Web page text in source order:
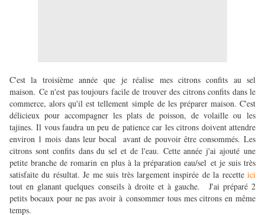
C'est la troisième année que je réalise mes citrons confits au sel
maison. Ce n'est pas toujours facile de trouver des citrons confits dans le
commerce, alors qu'il est tellement simple de les préparer maison. C'est
délicieux pour accompagner les plats de poisson, de volaille ou les
tajines. Il vous faudra un peu de patience car les citrons doivent attendre
environ 1 mois dans leur bocal avant de pouvoir être consommés. Les
citrons sont confits dans du sel et de l'eau. Cette année j'ai ajouté une
petite branche de romarin en plus à la préparation eau/sel et je suis très
satisfaite du résultat. Je me suis très largement inspirée de la recette ici
tout en glanant quelques conseils à droite et à gauche. J'ai préparé 2
petits bocaux pour ne pas avoir à consommer tous mes citrons en même
temps.